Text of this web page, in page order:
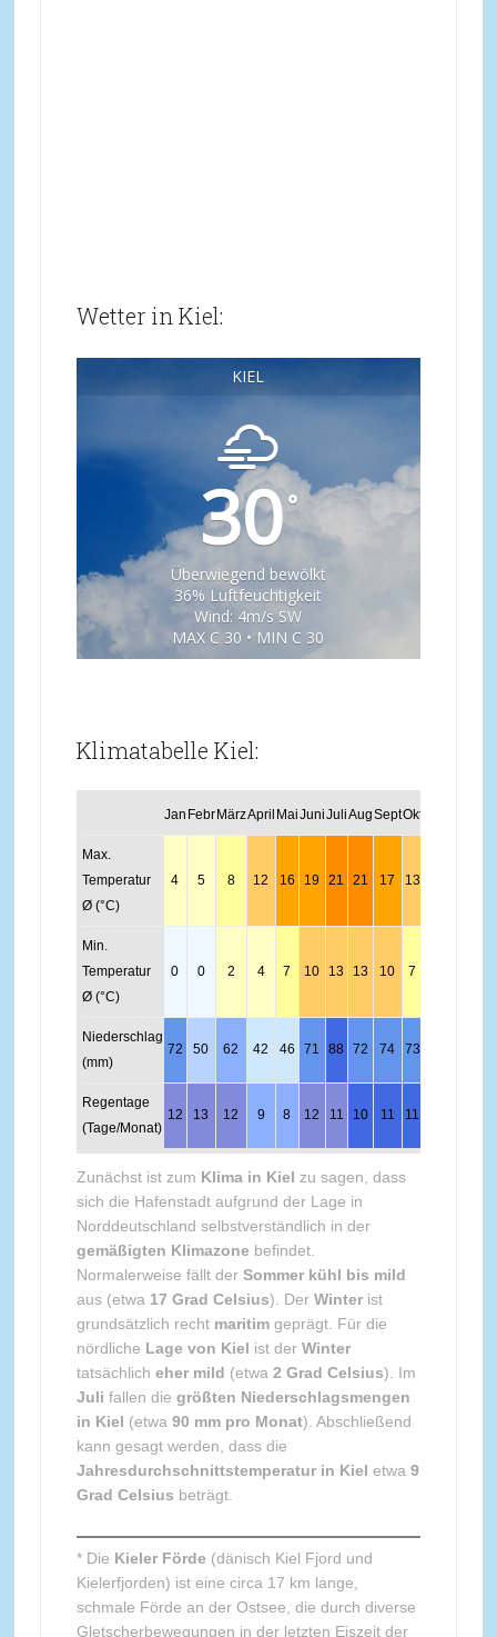
Wetter in Kiel:
KIEL
30°
Überwiegend bewölkt
36% Luftfeuchtigkeit
Wind: 4m/s SW
MAX C 30 • MIN C 30
Klimatabelle Kiel:
Jan Febr MärzApril MaiJuniJuliAugSeptOkt
Max.
Temperatur
Ø (°C)
4 5 8 12 16 19 21 21 17 13
Min.
Temperatur
Ø (°C)
0 0 2 4 7 10 13 13 10 7
Niederschlag
(mm)
72 50 62 42 46 71 88 72 74 73
Regentage
(Tage/Monat)
12 13 12 9 8 12 11 10 11 11
Zunächst ist zum Klima in Kiel zu sagen, dass
sich die Hafenstadt aufgrund der Lage in
Norddeutschland selbstverständlich in der
gemäßigten Klimazone befindet.
Normalerweise fällt der Sommer kühl bis mild
aus (etwa 17 Grad Celsius). Der Winterist
grundsätzlich recht maritimgeprägt. Für die
nördliche Lage von Kiel ist der Winter
tatsächlich eher mild (etwa 2 Grad Celsius). Im
Juli fallen die größten Niederschlagsmengen
in Kiel (etwa 90 mm pro Monat). Abschließend
kann gesagt werden, dass die
Jahresdurchschnittstemperatur in Kiel etwa 9
Grad Celsius beträgt.
* Die Kieler Förde (dänisch Kiel Fjord und
Kielerfjorden) ist eine circa 17 km lange,
schmale Förde an der Ostsee, die durch diverse
Gletscherbewegungen in der letzten Eiszeit der